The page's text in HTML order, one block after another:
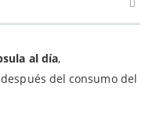
al día,
del consumo del